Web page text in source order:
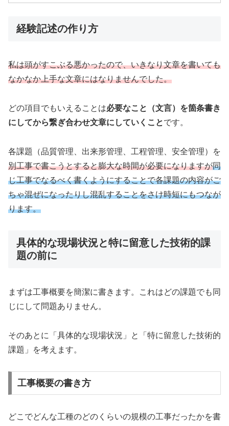
経験記述の作り方
私は頭がすこぶる悪かったので、いきなり文章を書いても
なかなか上手な文章にはなりませんでした。
どの項目でもいえることは必要なこと（文言）を箇条書き
にしてから繋ぎ合わせ文章にしていくことです。
各課題（品質管理、出来形管理、工程管理、安全管理）を
別工事で書こうとすると膨大な時間が必要になりますが同
じ工事でなるべく書くようにすることで各課題の内容がご
ちゃ混ぜになったりし混乱することをさけ時短にもつなが
ります。
具体的な現場状況と特に留意した技術的課
題の前に
まずは工事概要を簡潔に書きます。これはどの課題でも同
じにして問題ありません。
そのあとに「具体的な現場状況」と「特に留意した技術的
課題」を考えます。
工事概要の書き方
どこでどんな工種のどのくらいの規模の工事だったかを書